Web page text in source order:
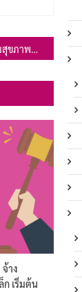
โรงพยาบาลส่งเสริมสุขภาพตำบลบ้านเขาสมอคอน เปิดให้บริการนอกเวลาราชการ และวันหยุดราชการ ติดต่อสอบทราบ โทร. 036-798629
าง
ก เริ่มต้น